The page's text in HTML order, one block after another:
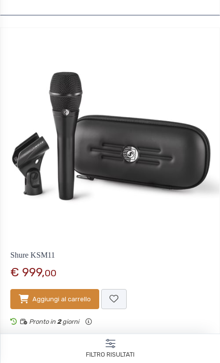
Shure KSM11
€ 999,00
Aggiungi al carrello
Pronto in 2giorni
Microfoni a condensatore con diaframma
FILTRO RISULTATI